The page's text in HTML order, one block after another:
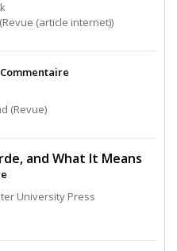
(article internet))
(Revue)
and What It Means
University Press